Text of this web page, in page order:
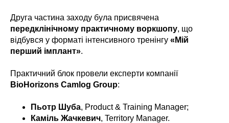
Друга частина заходу була присвячена
передклінічному практичному воркшопу, що
відбувся у форматі інтенсивного тренінгу «Мій
перший імплант».
Практичний блок провели експерти компанії
BioHorizons Camlog Group:
Пьотр Шуба, Product & Training Manager;
Каміль Жачкевич, Territory Manager.